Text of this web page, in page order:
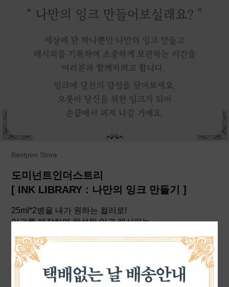
Bestpen Store
도미넌트인더스트리
[ INK LIBRARY : 나만의 잉크 만들기 ]
25ml*2병을 내가 원하는 컬러로!
잉크를 제작하며 완성된 잉크 레시피는
VIEW MORE